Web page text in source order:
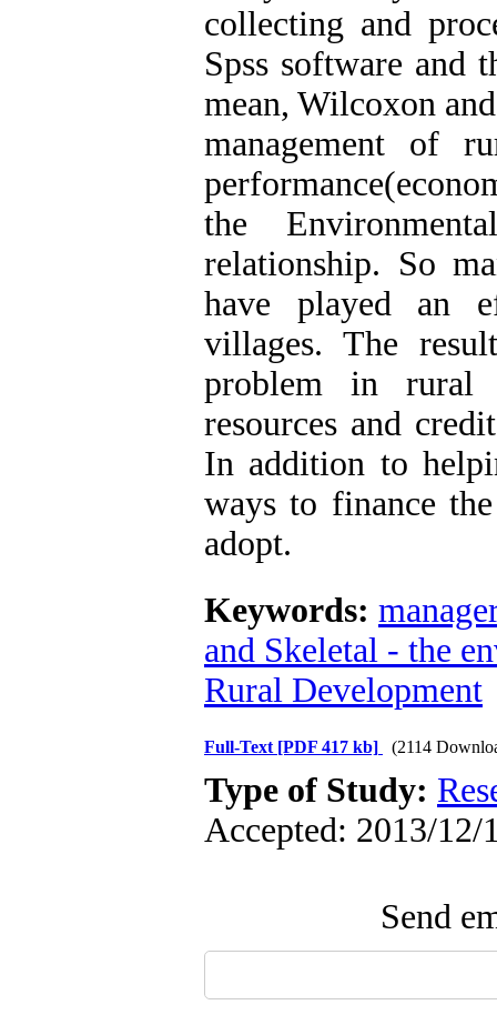
collecting and
Spss software and
mean, Wilcoxon
management of
the
relationship. So
have played an
villages. The
problem in rural
resources and
In addition to
ways to finance
adopt.
Keywords:
and Skeletal - the
Rural Development
Full-Text [PDF 417 kb] (2114
Type of Study:
Accepted: 2013/12/
Send